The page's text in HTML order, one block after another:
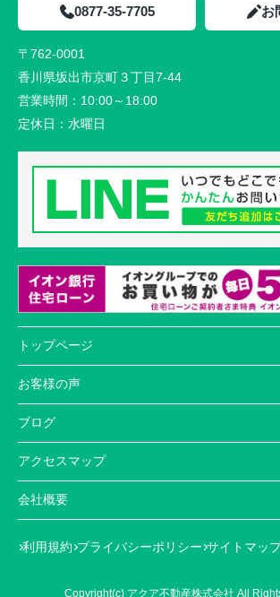
0877-35-7705 お
〒762-0001
香川県坂出市京町３丁目7-44
営業時間： 10:00～18:00
定休日： 水曜日
トップページ
お客様の声
ブログ
アクセスマップ
会社概要
利用規約 プライバシーポリシー サイトマッ
Copyright(c) アクア不動産株式会社 All